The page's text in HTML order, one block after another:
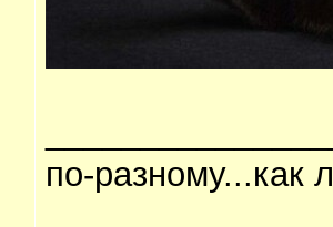
по-разному...как